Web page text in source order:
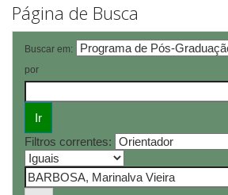
Página de Busca
Buscar em:
por
Filtros correntes: